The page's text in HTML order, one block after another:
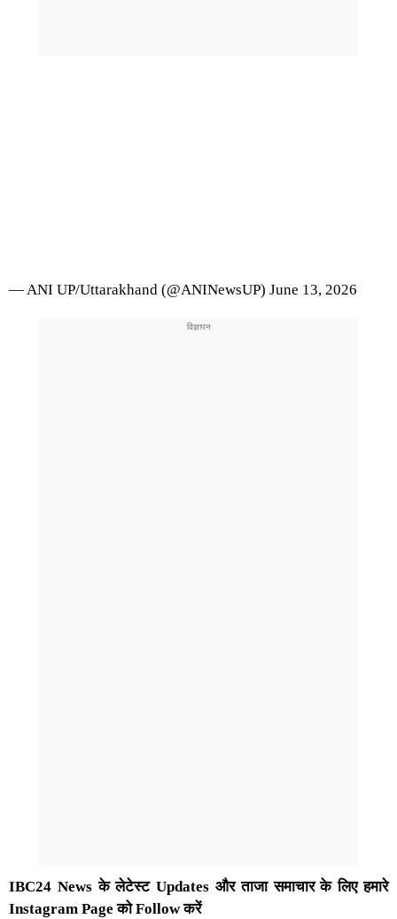
— ANI UP/Uttarakhand (@ANINewsUP) June 13, 2026
IBC24 News के लेटेस्ट Updates और ताजा समाचार के लिए हमारे
Instagram Page को Follow करें